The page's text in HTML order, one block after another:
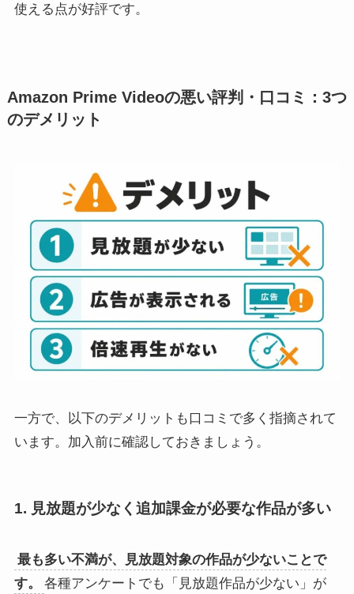
使える点が好評です。
Amazon Prime Videoの悪い評判・口コミ：3つ
のデメリット
一方で、以下のデメリットも口コミで多く指摘されて
います。加入前に確認しておきましょう。
1. 見放題が少なく追加課金が必要な作品が多い
最も多い不満が、見放題対象の作品が少ないことで
す。
各種アンケートでも「見放題作品が少ない」が